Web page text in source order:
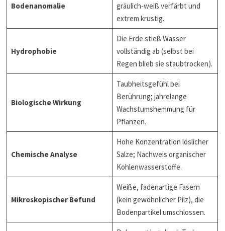
Bodenanomalie
gräulich-weiß verfärbt und
extrem krustig.
Hydrophobie
Die Erde stieß Wasser
vollständig ab (selbst bei
Regen blieb sie staubtrocken).
Biologische Wirkung
Taubheitsgefühl bei
Berührung; jahrelange
Wachstumshemmung für
Pflanzen.
Chemische Analyse
Hohe Konzentration löslicher
Salze; Nachweis organischer
Kohlenwasserstoffe.
Mikroskopischer Befund
Weiße, fadenartige Fasern
(kein gewöhnlicher Pilz), die
Bodenpartikel umschlossen.